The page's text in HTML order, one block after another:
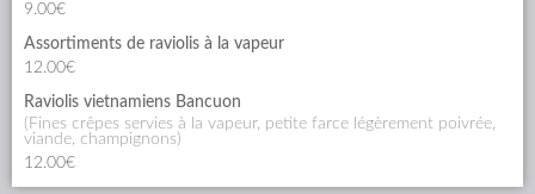
9.00€
Assortiments de raviolis à la vapeur
12.00€
Raviolis vietnamiens Bancuon
(fines crêpes servies à la vapeur, petite farce légèrement poivrée,
viande, champignons)
12.00€